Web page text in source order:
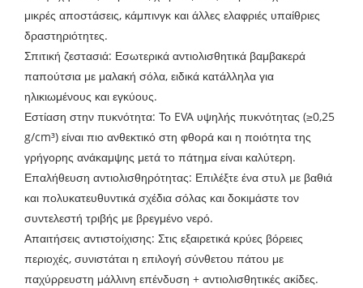
μικρές αποστάσεις, κάμπινγκ και άλλες ελαφριές υπαίθριες
δραστηριότητες.
Σπιτική ζεστασιά: Εσωτερικά αντιολισθητικά βαμβακερά
παπούτσια με μαλακή σόλα, ειδικά κατάλληλα για
ηλικιωμένους και εγκύους.
Εστίαση στην πυκνότητα: Το EVA υψηλής πυκνότητας (≥0,25
g/cm³) είναι πιο ανθεκτικό στη φθορά και η ποιότητα της
γρήγορης ανάκαμψης μετά το πάτημα είναι καλύτερη.
Επαλήθευση αντιολισθηρότητας: Επιλέξτε ένα στυλ με βαθιά
και πολυκατευθυντικά σχέδια σόλας και δοκιμάστε τον
συντελεστή τριβής με βρεγμένο νερό.
Απαιτήσεις αντιστοίχισης: Στις εξαιρετικά κρύες βόρειες
περιοχές, συνιστάται η επιλογή σύνθετου πάτου με
παχύρρευστη μάλλινη επένδυση + αντιολισθητικές ακίδες.